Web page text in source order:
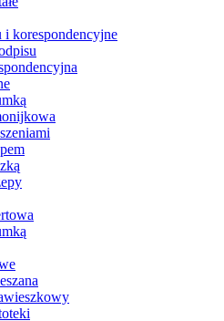
i korespondencyjne